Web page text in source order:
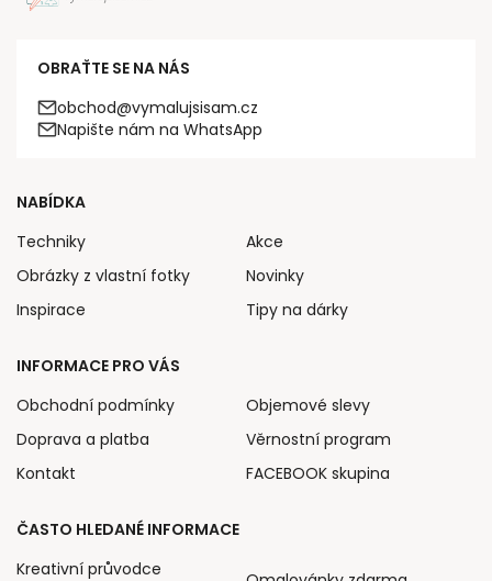
OBRAŤTE SE NA NÁS
obchod@vymalujsisam.cz
Napište nám na WhatsApp
NABÍDKA
Techniky
Obrázky z vlastní fotky
Inspirace
Akce
Novinky
Tipy na dárky
INFORMACE PRO VÁS
Obchodní podmínky
Doprava a platba
Kontakt
Objemové slevy
Věrnostní program
FACEBOOK skupina
ČASTO HLEDANÉ INFORMACE
Kreativní průvodce